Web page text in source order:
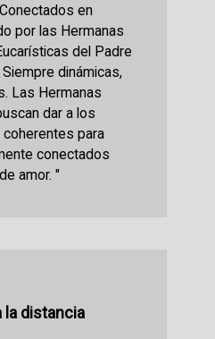
en
por las Hermanas
del Padre
dinámicas,
Las Hermanas
dar a los
para
conectados
amor. "
la distancia